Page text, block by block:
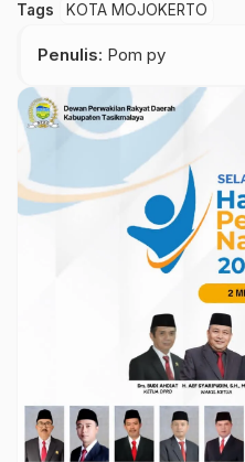
Tags KOTA MOJOKERTO
Penulis: Pom py